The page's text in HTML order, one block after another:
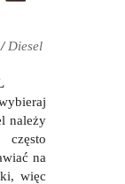
/ Diesel
należy
na
więc